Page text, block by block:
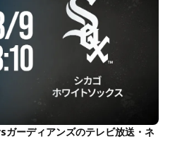
ガーディアンズのテレビ放送・ネ